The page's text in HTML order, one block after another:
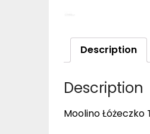
Description
Description
Moolino